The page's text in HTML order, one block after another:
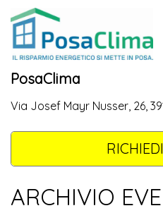
PosaClima
Via Josef Mayr Nusser, 26,
ARCHIVIO